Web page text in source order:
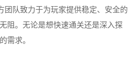
团队致力于为玩家提供稳定、安全的
阻。无论是想快速通关还是深入探
需求。